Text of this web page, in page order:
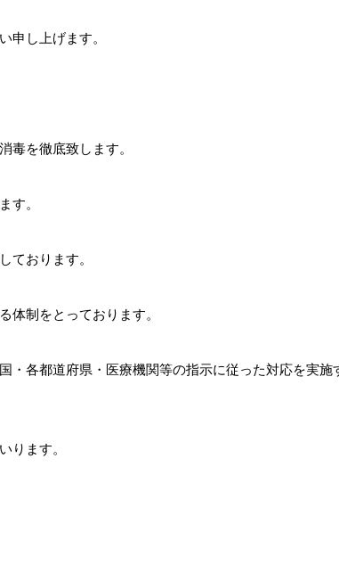
申し上げます。
毒を徹底致します。
す。
ております。
体制をとっております。
・各都道府県・医療機関等の指示に従った対応を実
ります。